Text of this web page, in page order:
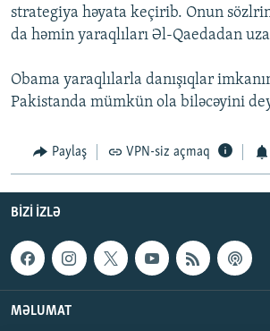
İZ - MƏDƏNIYYƏT PROQRAMI
MATERIALLARIMIZDAN ISTIFADƏ
AZADLIQRADIOSU MOBIL TELEFONUNUZDA
BIZIMLƏ ƏLAQƏ
XƏBƏR BÜLLETENLƏRIMIZ
RFE/RL-in bütün saytları
strategiya həyata keçirib. Onun
da həmin yaraqlıları Əl-Qaedadan
Obama yaraqlılarla danışıqlar
Pakistanda mümkün ola biləcəyini
Paylaş VPN-siz açmaq
BIZI IZLƏ
MƏLUMAT